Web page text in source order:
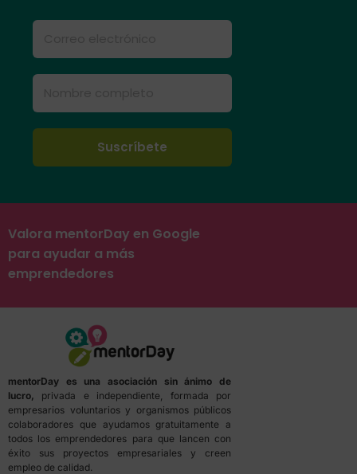
Valora mentorDay en Google
para ayudar a más
emprendedores
mentorDay es una asociación sin ánimo de
lucro, privada e independiente, formada por
empresarios voluntarios y organismos públicos
colaboradores que ayudamos gratuitamente a
todos los emprendedores para que lancen con
éxito sus proyectos empresariales y creen
empleo de calidad.